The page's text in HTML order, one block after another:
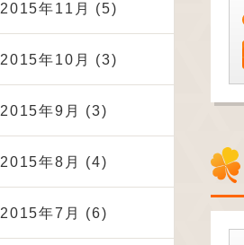
2015年11月 (5)
2015年10月 (3)
2015年9月 (3)
2015年8月 (4)
2015年7月 (6)